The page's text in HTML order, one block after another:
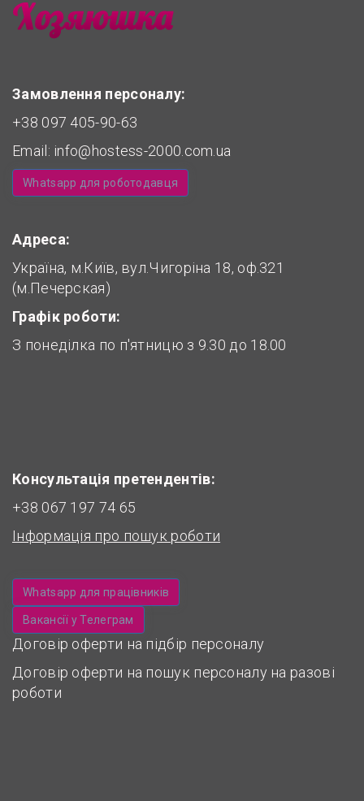
Замовлення персоналу:
+38 097 405-90-63
Email: info@hostess-2000.com.ua
Whatsapp для роботодавця
Адреса:
Україна, м.Київ, вул.Чигоріна 18, оф.321
(м.Печерская)
Графік роботи:
З понеділка по п'ятницю з 9.30 до 18.00
Консультація претендентів:
+38 067 197 74 65
Інформація про пошук роботи
Whatsapp для працівників
Вакансії у Телеграм
Договір оферти на підбір персоналу
Договір оферти на пошук персоналу на разові
роботи